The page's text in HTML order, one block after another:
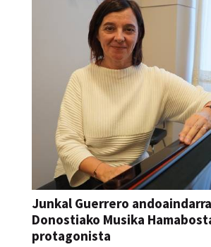
Junkal Guerrero
Donostiako Musika
protagonista